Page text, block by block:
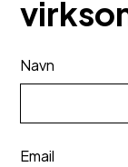
Navn
Email